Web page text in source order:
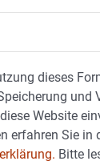
dieses
und
Website
erfahren Sie in
Bitte